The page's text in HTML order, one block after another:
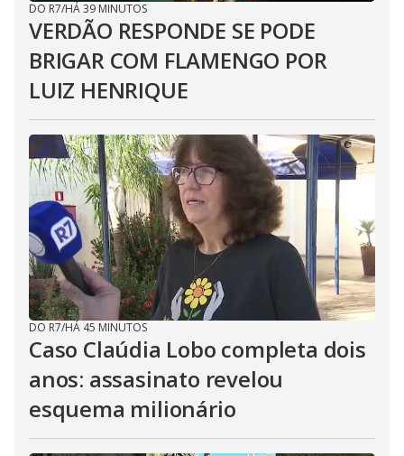
DO R7/HÁ 39 MINUTOS
VERDÃO RESPONDE SE PODE
BRIGAR COM FLAMENGO POR
LUIZ HENRIQUE
DO R7/HÁ 45 MINUTOS
Caso Claúdia Lobo completa dois
anos: assasinato revelou
esquema milionário